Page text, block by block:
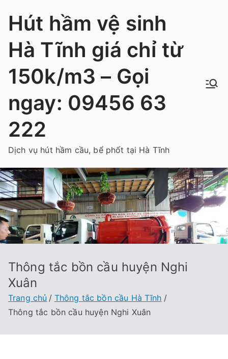
dung
Hút hầm vệ sinh
Hà Tĩnh giá chỉ từ
150k/m3 – Gọi
ngay: 09456 63
222
Dịch vụ hút hầm cầu, bể phốt tại Hà Tĩnh
Thông tắc bồn cầu huyện Nghi
Xuân
Trang chủ
Thông tắc bồn cầu Hà Tĩnh
Thông tắc bồn cầu huyện Nghi Xuân